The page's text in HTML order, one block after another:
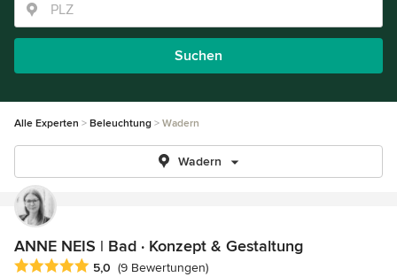
Suchen
Alle Experten Beleuchtung Wadern
Wadern
ANNE NEIS | Bad · Konzept & Gestaltung
Durchschnittliche Bewertung: 5 von 5 Sternen
5,0 (9 Bewertungen)